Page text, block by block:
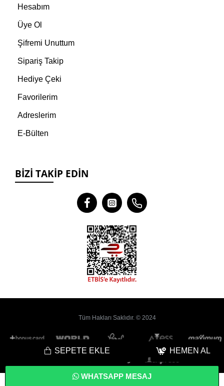
SEPETE EKLE HEMEN AL
WHATSAPP MESAJ
Hesabım
Üye Ol
Şifremi Unuttum
Sipariş Takip
Hediye Çeki
Favorilerim
Adreslerim
E-Bülten
BIZI TAKIP EDIN
Tüm Hakları Saklıdır. © 2024